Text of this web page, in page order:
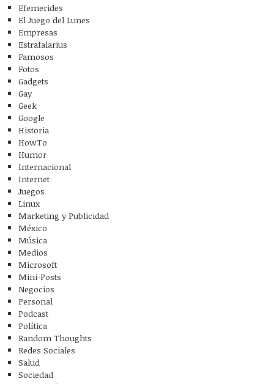
Efemerides
El Juego del Lunes
Empresas
Estrafalarius
Famosos
Fotos
Gadgets
Gay
Geek
Google
Historia
HowTo
Humor
Internacional
Internet
Juegos
Linux
Marketing y Publicidad
México
Música
Medios
Microsoft
Mini-Posts
Negocios
Personal
Podcast
Política
Random Thoughts
Redes Sociales
Salud
Sociedad